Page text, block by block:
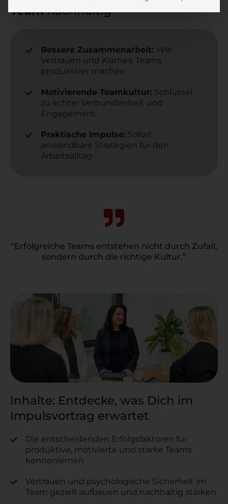
Teamnachhaltig
Bessere Zusammenarbeit: Wie
Vertrauen und Klarheit Teams
produktiver machen
Motivierende Teamkultur: Schlüssel
zu echter Verbundenheit und
Engagement
Praktische Impulse: Sofort
anwendbare Strategien für den
Arbeitsalltag
“Erfolgreiche Teams entstehen nicht durch Zufall,
sondern durch die richtige Kultur.”
Inhalte: Entdecke, was Dich im
Impulsvortrag erwartet
Die entscheidenden Erfolgsfaktoren für
produktive, motivierte und starke Teams
kennenlernen
Vertrauen und psychologische Sicherheit im
Team gezielt aufbauen und nachhaltig stärken